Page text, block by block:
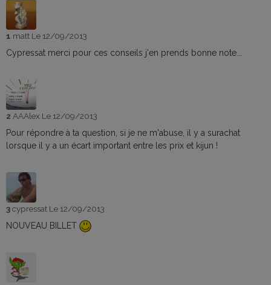
1 matt Le 12/09/2013
Cypressat merci pour ces conseils j'en prends bonne note...
2 AAAlex Le 12/09/2013
Pour répondre à ta question, si je ne m'abuse, il y a surachat
lorsque il y a un écart important entre les prix et kijun !
3cypressat Le 12/09/2013
NOUVEAU BILLET